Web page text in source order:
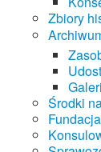
Zbiory
Środki
Fundacja